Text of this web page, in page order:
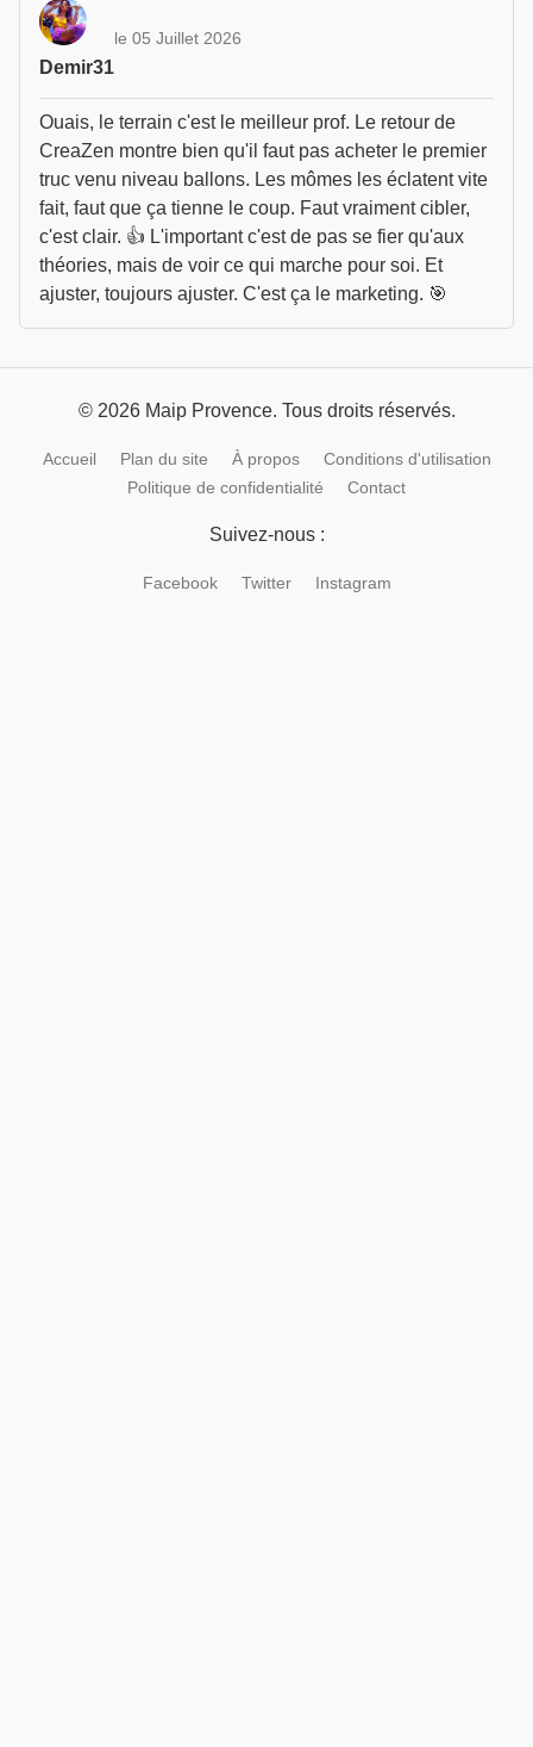
Demir31
le 05 Juillet 2026
Ouais, le terrain c'est le meilleur prof. Le retour de
CreaZen montre bien qu'il faut pas acheter le premier
truc venu niveau ballons. Les mômes les éclatent vite
fait, faut que ça tienne le coup. Faut vraiment cibler,
c'est clair. 👍 L'important c'est de pas se fier qu'aux
théories, mais de voir ce qui marche pour soi. Et
ajuster, toujours ajuster. C'est ça le marketing. 🎯
© 2026 Maip Provence. Tous droits réservés.
Accueil Plan du site À propos
Conditions d'utilisation
Politique de confidentialité
Contact
Suivez-nous :
Facebook Twitter Instagram